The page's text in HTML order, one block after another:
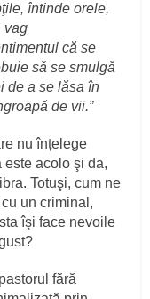
întinde orele,
vag
că se
să se smulgă
de a se lăsa în
de vii.”
nu înțelege
este acolo şi da,
Totuşi, cum ne
un criminal,
îşi face nevoile
fără